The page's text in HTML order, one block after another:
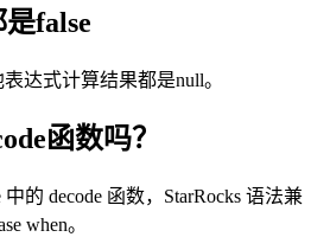
false
达式计算结果都是null。
函数吗？
中的 decode 函数，StarRocks 语法兼
when。